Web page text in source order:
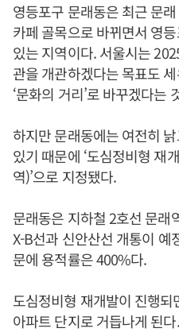
영등포구 문래동은 최근 문
카페 골목으로 바뀌면서 영
있는 지역이다. 서울시는
관을 개관하겠다는 목표도
‘문화의 거리’로 바꾸겠다는
하지만 문래동에는 여전히
있기 때문에 ‘도심정비형 재
역)’으로 지정됐다.
문래동은 지하철 2호선 문래
X-B선과 신안산선 개통이 예
문에 용적률은 400%다.
도심정비형 재개발이 진행
아파트 단지로 거듭나게 된다.